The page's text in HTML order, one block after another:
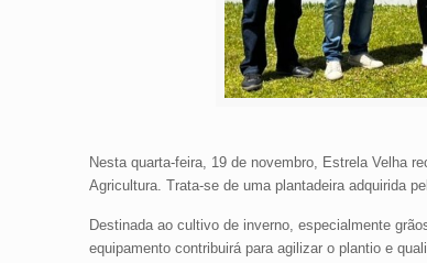
Nesta quarta-feira, 19 de novembro, Estrela Velha
Agricultura. Trata-se de uma plantadeira adquirida
Destinada ao cultivo de inverno, especialmente
equipamento contribuirá para agilizar o plantio e